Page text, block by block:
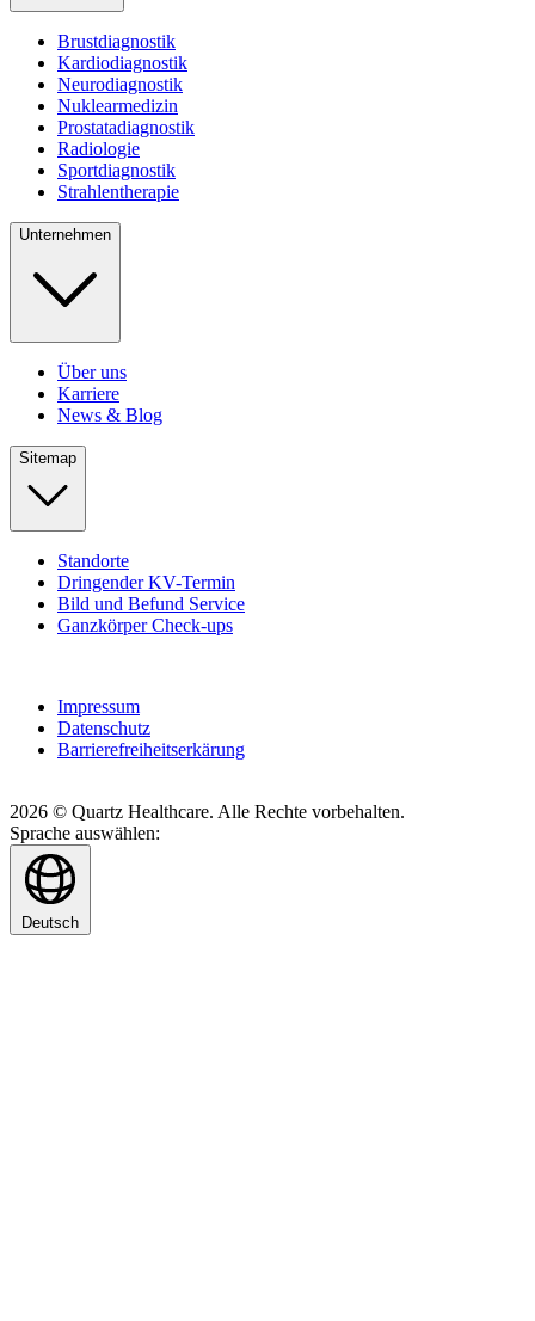
Brustdiagnostik
Kardiodiagnostik
Neurodiagnostik
Nuklearmedizin
Prostatadiagnostik
Radiologie
Sportdiagnostik
Strahlentherapie
Unternehmen
Über uns
Karriere
News & Blog
Sitemap
Standorte
Dringender KV-Termin
Bild und Befund Service
Ganzkörper Check-ups
Impressum
Datenschutz
Barrierefreiheitserkärung
2026 © Quartz Healthcare. Alle Rechte vorbehalten.
Sprache auswählen:
Deutsch